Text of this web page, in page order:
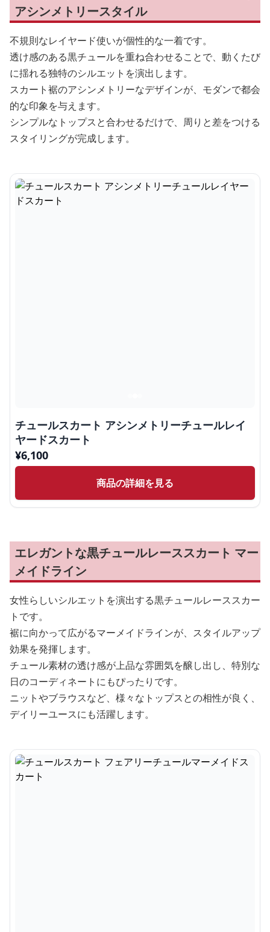
アシンメトリースタイル
不規則なレイヤード使いが個性的な一着です。
透け感のある黒チュールを重ね合わせることで、動くたび
に揺れる独特のシルエットを演出します。
スカート裾のアシンメトリーなデザインが、モダンで都会
的な印象を与えます。
シンプルなトップスと合わせるだけで、周りと差をつける
スタイリングが完成します。
チュールスカート アシンメトリーチュールレイ
ヤードスカート
¥6,100
商品の詳細を見る
エレガントな黒チュールレーススカート マー
メイドライン
女性らしいシルエットを演出する黒チュールレーススカー
トです。
裾に向かって広がるマーメイドラインが、スタイルアップ
効果を発揮します。
チュール素材の透け感が上品な雰囲気を醸し出し、特別な
日のコーディネートにもぴったりです。
ニットやブラウスなど、様々なトップスとの相性が良く、
デイリーユースにも活躍します。